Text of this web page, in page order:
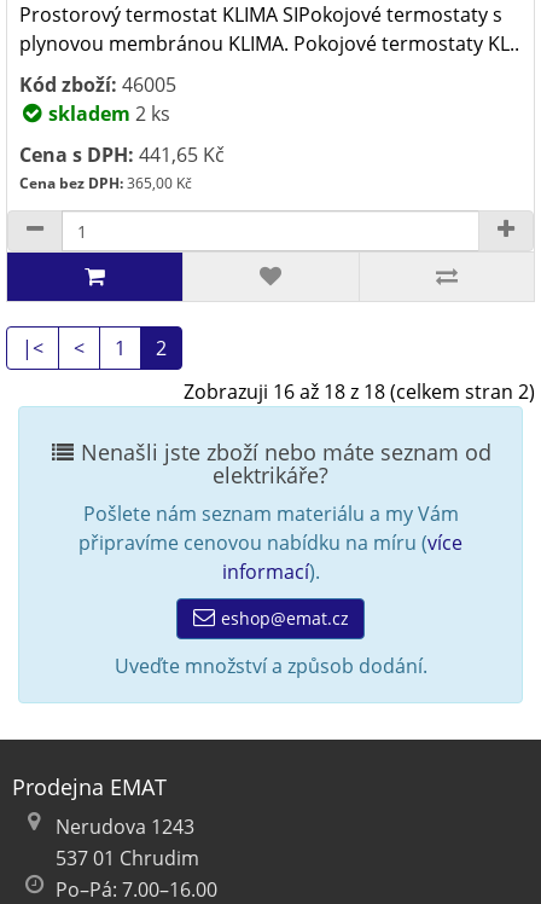
Prostorový termostat KLIMA SIPokojové termostaty s
plynovou membránou KLIMA. Pokojové termostaty KL..
Kód zboží: 46005
skladem 2 ks
Cena s DPH: 441,65 Kč
Cena bez DPH:365,00 Kč
|< < 1
2
Zobrazuji 16 až 18 z 18 (celkem stran 2)
Nenašli jste zboží nebo máte seznam od
elektrikáře?
Pošlete nám seznam materiálu a my Vám
připravíme cenovou nabídku na míru (více
informací).
eshop@emat.cz
Uveďte množství a způsob dodání.
Prodejna EMAT
Nerudova 1243
537 01 Chrudim
Po–Pá: 7.00–16.00